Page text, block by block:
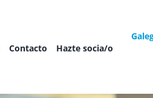
Contacto Hazte socia/o